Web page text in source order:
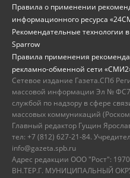
Правила о применении
информационного ресурса
Рекомендательные технологии
Sparrow
Правила применения
рекламно-обменной сети
Сетевое издание Газета.СПб
массовой информации Эл №
службой по надзору в сфере
массовых коммуникаций
Главный редактор Гущин
тел: +7 (812) 627-21-84.
info@gazeta.spb.ru
Адрес редакции ООО "Рост":
ВН.ТЕР.Г. МУНИЦИПАЛЬНЫЙ